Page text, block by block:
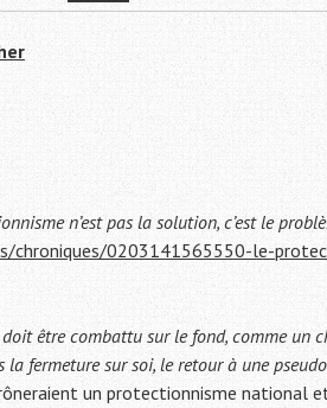
n’est pas la solution, c’est le
chroniques/0203141565550-le-
être combattu sur le fond, comme un
la fermeture sur soi, le retour à une
un protectionnisme national